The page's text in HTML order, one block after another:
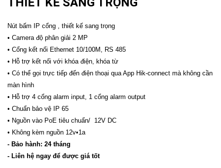
Nút bấm IP cổng , thiết kế sang trọng
• Camera độ phân giải 2 MP
• Cổng kết nối Ethernet 10/100M, RS 485
• Hỗ trợ kết nối với khóa điện, khóa từ
• Có thể gọi trực tiếp đến điện thoại qua App Hik-connect mà không cần
màn hình
• Hỗ trợ 4 cổng alarm input, 1 cổng alarm output
• Chuẩn bảo vệ IP 65
• Nguồn vào PoE tiêu chuẩn/ 12V DC
• Không kèm nguồn 12v•1a
- Bảo hành: 24 tháng
- Liên hệ ngay để được giá tốt